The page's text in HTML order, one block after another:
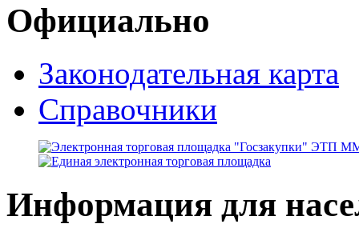
Официально
Законодательная карта
Справочники
Информация для